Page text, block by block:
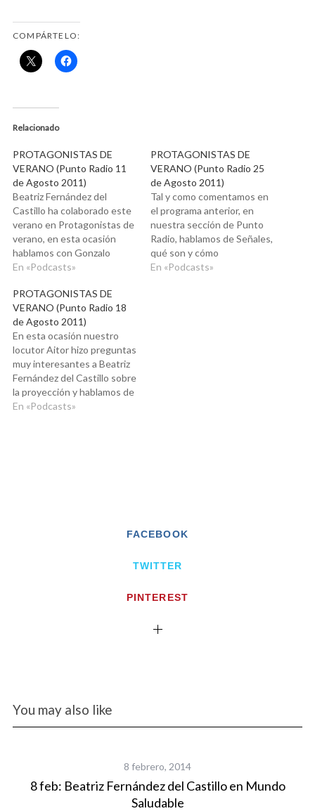
COMPÁRTELO:
Relacionado
PROTAGONISTAS DE
VERANO (Punto Radio 11
de Agosto 2011)
Beatriz Fernández del
Castillo ha colaborado este
verano en Protagonistas de
verano, en esta ocasión
hablamos con Gonzalo
Estefanía de Proyecciones,
para trabajar con ellas y
mejorar nuestro trabajo
interior, y con él, las
circunstancias que vivimos
En «Podcasts»
PROTAGONISTAS DE
VERANO (Punto Radio 25
de Agosto 2011)
Tal y como comentamos en
el programa anterior, en
nuestra sección de Punto
Radio, hablamos de Señales,
qué son y cómo
interpretarlas. ¡Beatriz
En «Podcasts»
PROTAGONISTAS DE
VERANO (Punto Radio 18
de Agosto 2011)
En esta ocasión nuestro
locutor Aitor hizo preguntas
muy interesantes a Beatriz
Fernández del Castillo sobre
la proyección y hablamos de
diferentes ejemplos para
En «Podcasts»
FACEBOOK
TWITTER
PINTEREST
You may also like
8 febrero, 2014
8 feb: Beatriz Fernández del Castillo en Mundo
Saludable